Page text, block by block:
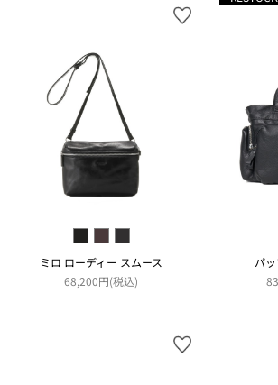
ミロ ローディー スムース
68,200円(税込)
パ